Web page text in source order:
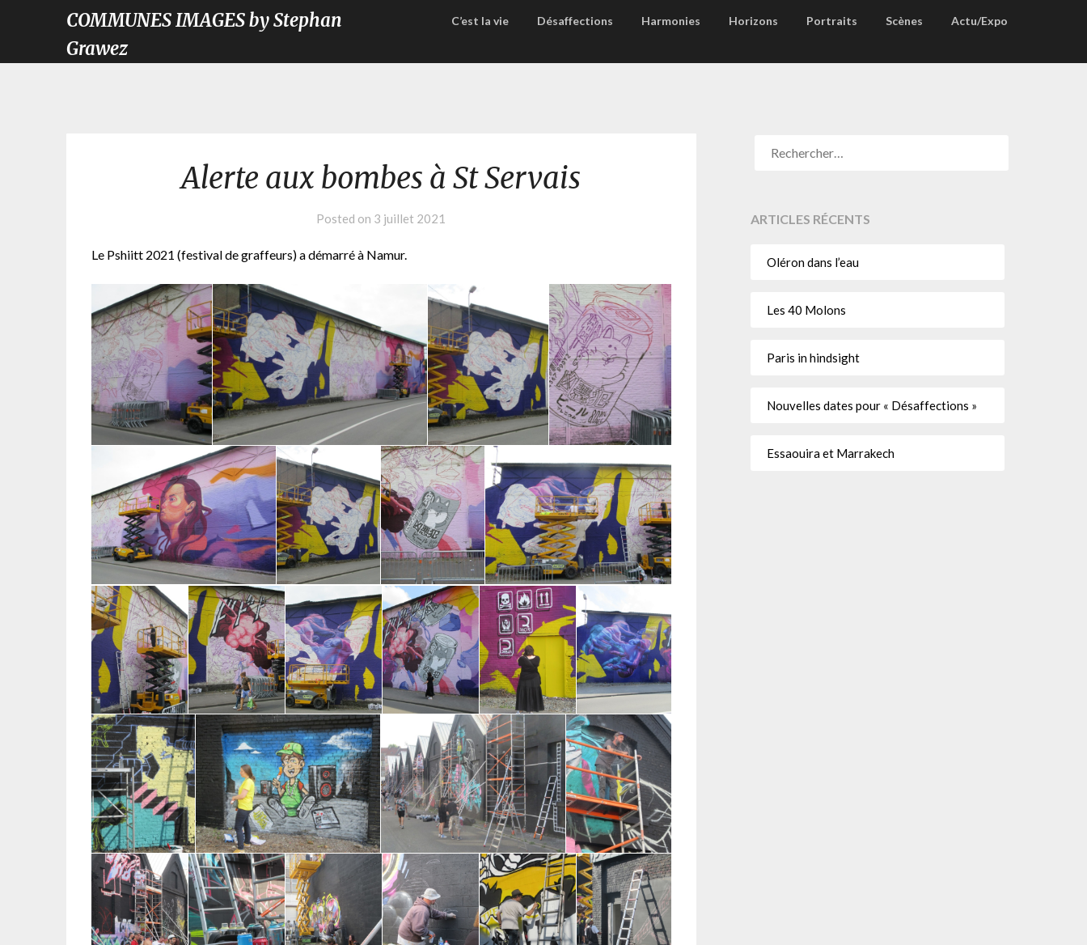
COMMUNES IMAGES by Stephan
Grawez
C’est la vie Désaffections Harmonies Horizons Portraits Scènes Actu/Expo
Alerte aux bombes à St Servais
Posted on 3 juillet 2021
Le Pshiitt 2021 (festival de graffeurs) a démarré à Namur.
ARTICLES RÉCENTS
Oléron dans l’eau
Les 40 Molons
Paris in hindsight
Nouvelles dates pour « Désaffections »
Essaouira et Marrakech